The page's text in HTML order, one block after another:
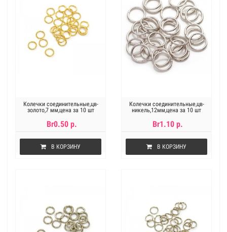
Колечки соединительные,цв-
золото,7 мм,цена за 10 шт
Br0.50 р.
В КОРЗИНУ
Колечки соединительные,цв-
никель,12мм,цена за 10 шт
Br1.10 р.
В КОРЗИНУ